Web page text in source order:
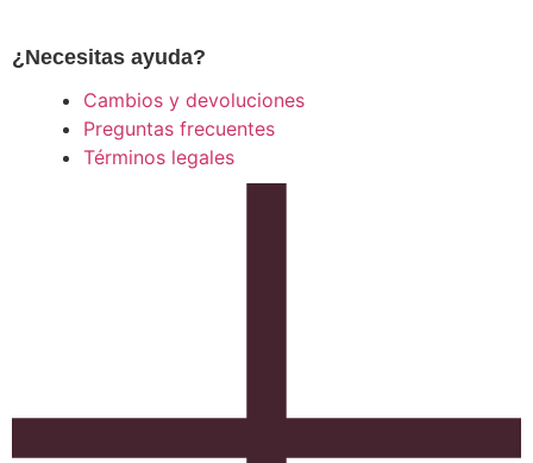
¿Necesitas ayuda?
Cambios y devoluciones
Preguntas frecuentes
Términos legales